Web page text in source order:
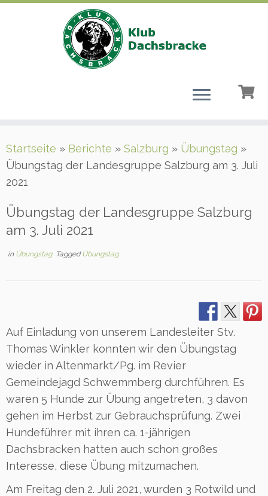
Inhalt
springen
Startseite » Berichte » Salzburg » Übungstag »
Übungstag der Landesgruppe Salzburg am 3. Juli
2021
Übungstag der Landesgruppe Salzburg
am 3. Juli 2021
in Übungstag TaggedÜbungstag
Auf Einladung von unserem Landesleiter Stv.
Thomas Winkler konnten wir den Übungstag
wieder in Altenmarkt/Pg. im Revier
Gemeindejagd Schwemmberg durchführen. Es
waren 5 Hunde zur Übung angetreten, 3 davon
gehen im Herbst zur Gebrauchsprüfung. Zwei
Hundeführer mit ihren ca. 1-jährigen
Dachsbracken hatten auch schon großes
Interesse, diese Übung mitzumachen.
Am Freitag den 2. Juli 2021, wurden 3 Rotwild und